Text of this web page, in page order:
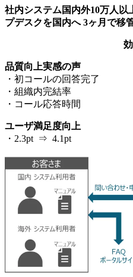
社内システム国内外10万人以
プデスクを国内へ 3ヶ月で移
品質向上実感の声
・初コールの回答完了
・組織内完結率
・コール応答時間
ユーザ満足度向上
・2.3pt ⇒ 4.1pt